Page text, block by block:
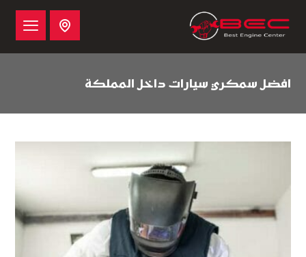
افضل سمكري سيارات داخل المملكة